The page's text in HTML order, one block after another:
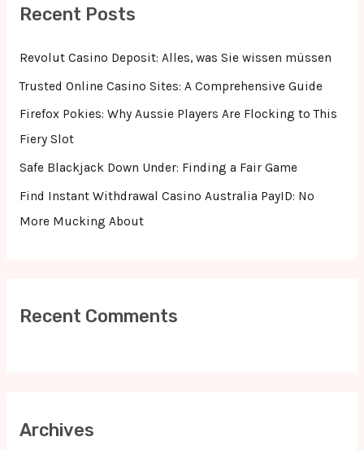
f
Recent Posts
Revolut Casino Deposit: Alles, was Sie wissen müssen
Trusted Online Casino Sites: A Comprehensive Guide
Firefox Pokies: Why Aussie Players Are Flocking to This
Fiery Slot
Safe Blackjack Down Under: Finding a Fair Game
Find Instant Withdrawal Casino Australia PayID: No
More Mucking About
Recent Comments
Archives